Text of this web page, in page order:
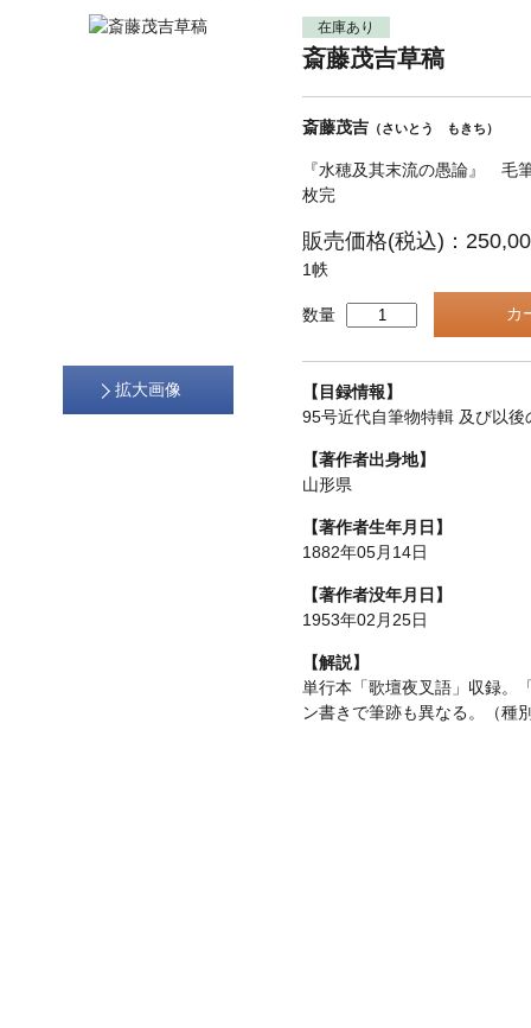
拡大画像
在庫あり
斎藤茂吉草稿
斎藤茂吉 （さいとう もきち）
『水穂及其末流の愚論』 毛
枚完
販売価格(税込)：
1帙
数量
【目録情報】
95号近代自筆物特輯 及び以後
【著作者出身地】
山形県
【著作者生年月日】
1882年05月14日
【著作者没年月日】
1953年02月25日
【解説】
単行本「歌壇夜叉語」収録。
ン書きで筆跡も異なる。（種